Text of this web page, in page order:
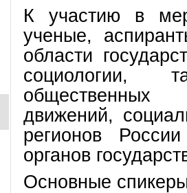
К участию в
ученые,
области
социологии,
общественных
движений,
регионов
органов
Основные